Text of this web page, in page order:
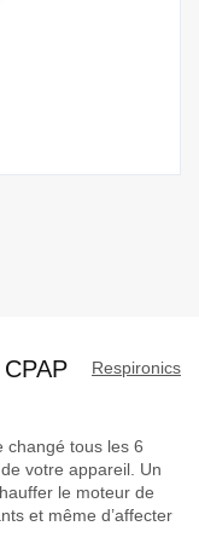
Respironics
changé tous les 6
votre appareil. Un
le moteur de
et même d’affecter